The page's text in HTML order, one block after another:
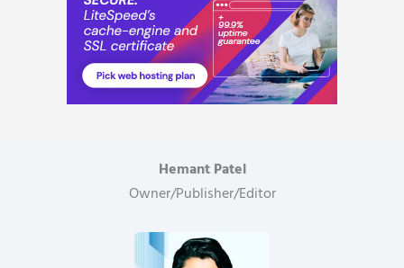
Hemant Patel
Owner/Publisher/Editor